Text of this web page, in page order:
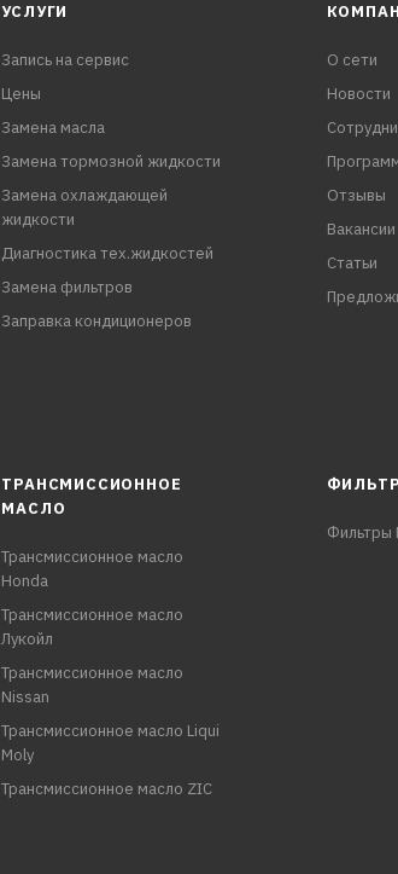
УСЛУГИ
Запись на сервис
Цены
Замена масла
Замена тормозной жидкости
Замена охлаждающей
жидкости
Диагностика тех.жидкостей
Замена фильтров
Заправка кондиционеров
О сети
Новости
Отзывы
Вакансии
Статьи
ТРАНСМИССИОННОЕ
МАСЛО
Трансмиссионное масло
Honda
Трансмиссионное масло
Лукойл
Трансмиссионное масло
Nissan
Трансмиссионное масло Liqui
Moly
Трансмиссионное масло ZIC
Фильтры